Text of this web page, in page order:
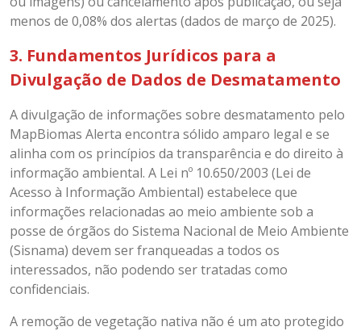
menos de 0,08% dos alertas (dados de março de 2025).
3. Fundamentos Jurídicos para a
Divulgação de Dados de Desmatamento
A divulgação de informações sobre desmatamento pelo
MapBiomas Alerta encontra sólido amparo legal e se
alinha com os princípios da transparência e do direito à
informação ambiental. A Lei nº 10.650/2003 (Lei de
Acesso à Informação Ambiental) estabelece que
informações relacionadas ao meio ambiente sob a
posse de órgãos do Sistema Nacional de Meio Ambiente
(Sisnama) devem ser franqueadas a todos os
interessados, não podendo ser tratadas como
confidenciais.
A remoção de vegetação nativa não é um ato protegido